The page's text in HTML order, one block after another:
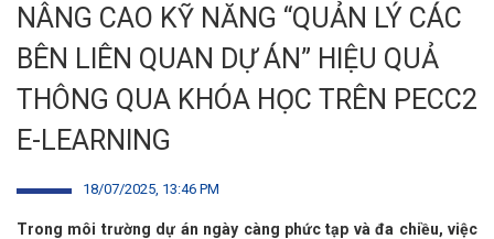
NÂNG CAO KỸ NĂNG “QUẢN LÝ CÁC
BÊN LIÊN QUAN DỰ ÁN” HIỆU QUẢ
THÔNG QUA KHÓA HỌC TRÊN PECC2
E-LEARNING
18/07/2025, 13:46 PM
Trong môi trường dự án ngày càng phức tạp và đa chiều, việc